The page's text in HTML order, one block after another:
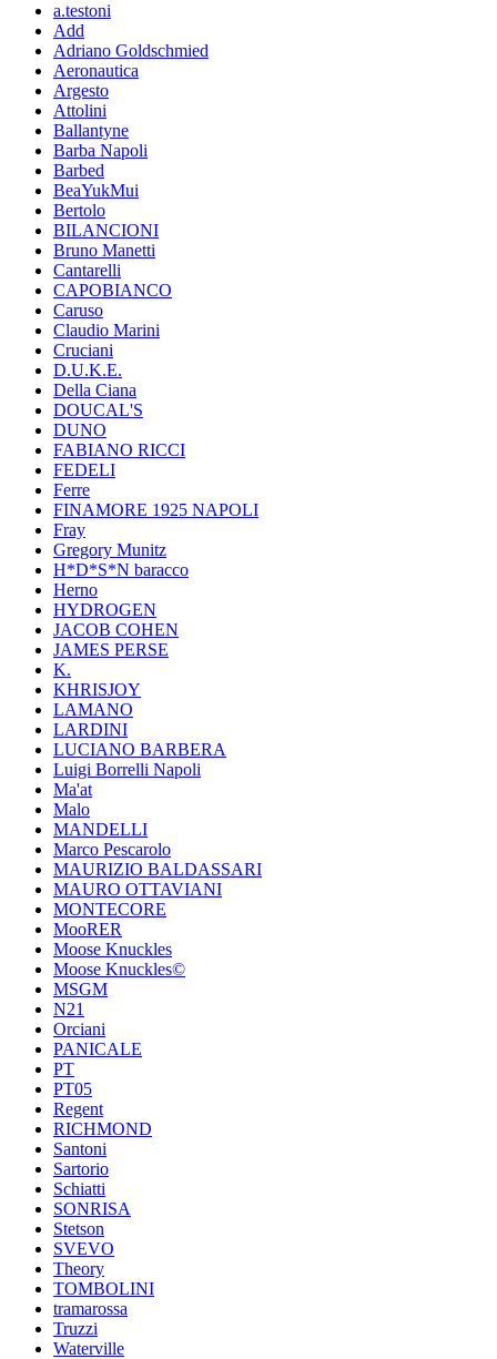
a.testoni
Add
Adriano Goldschmied
Aeronautica
Argesto
Attolini
Ballantyne
Barba Napoli
Barbed
BeaYukMui
Bertolo
BILANCIONI
Bruno Manetti
Cantarelli
CAPOBIANCO
Caruso
Claudio Marini
Cruciani
D.U.K.E.
Della Ciana
DOUCAL'S
DUNO
FABIANO RICCI
FEDELI
Ferre
FINAMORE 1925 NAPOLI
Fray
Gregory Munitz
H*D*S*N baracco
Herno
HYDROGEN
JACOB COHEN
JAMES PERSE
K.
KHRISJOY
LAMANO
LARDINI
LUCIANO BARBERA
Luigi Borrelli Napoli
Ma'at
Malo
MANDELLI
Marco Pescarolo
MAURIZIO BALDASSARI
MAURO OTTAVIANI
MONTECORE
MooRER
Moose Knuckles
Moose Knuckles©️
MSGM
N21
Orciani
PANICALE
PT
PT05
Regent
RICHMOND
Santoni
Sartorio
Schiatti
SONRISA
Stetson
SVEVO
Theory
TOMBOLINI
tramarossa
Truzzi
Waterville